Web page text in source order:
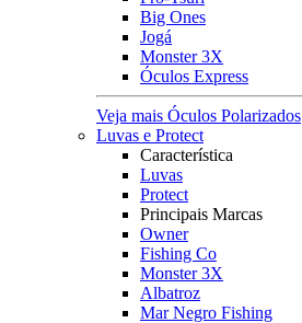
Big Ones
Jogá
Monster 3X
Óculos Express
Veja mais Óculos Polarizados
Luvas e Protect
Característica
Luvas
Protect
Principais Marcas
Owner
Fishing Co
Monster 3X
Albatroz
Mar Negro Fishing